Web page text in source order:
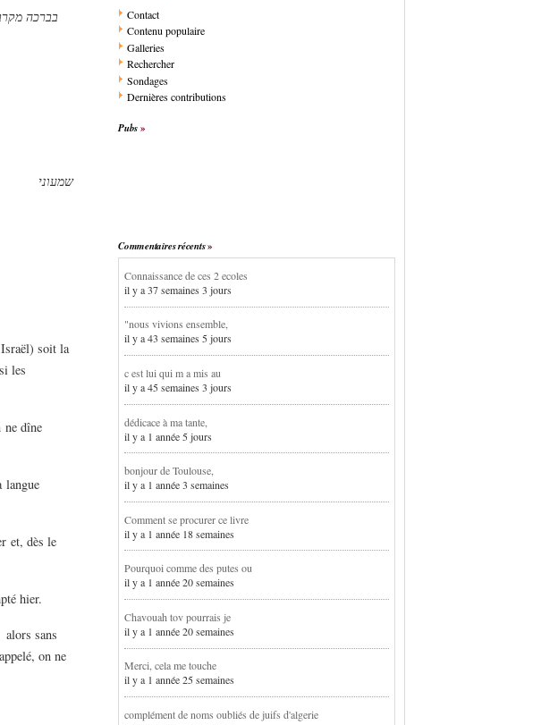
בברכה
שמעוני
soit la
les
ne dîne
langue
et, dès le
hier.
sans
on ne
Contact
Contenu populaire
Galleries
Rechercher
Sondages
Dernières contributions
Pubs
Commentaires récents
Connaissance de ces 2 ecoles
il y a 37 semaines 3 jours
"nous vivions ensemble,
il y a 43 semaines 5 jours
c est lui qui m a mis au
il y a 45 semaines 3 jours
dédicace à ma tante,
il y a 1 année 5 jours
bonjour de Toulouse,
il y a 1 année 3 semaines
Comment se procurer ce livre
il y a 1 année 18 semaines
Pourquoi comme des putes ou
il y a 1 année 20 semaines
Chavouah tov pourrais je
il y a 1 année 20 semaines
Merci, cela me touche
il y a 1 année 25 semaines
complément de noms oubliés de juifs d'algerie